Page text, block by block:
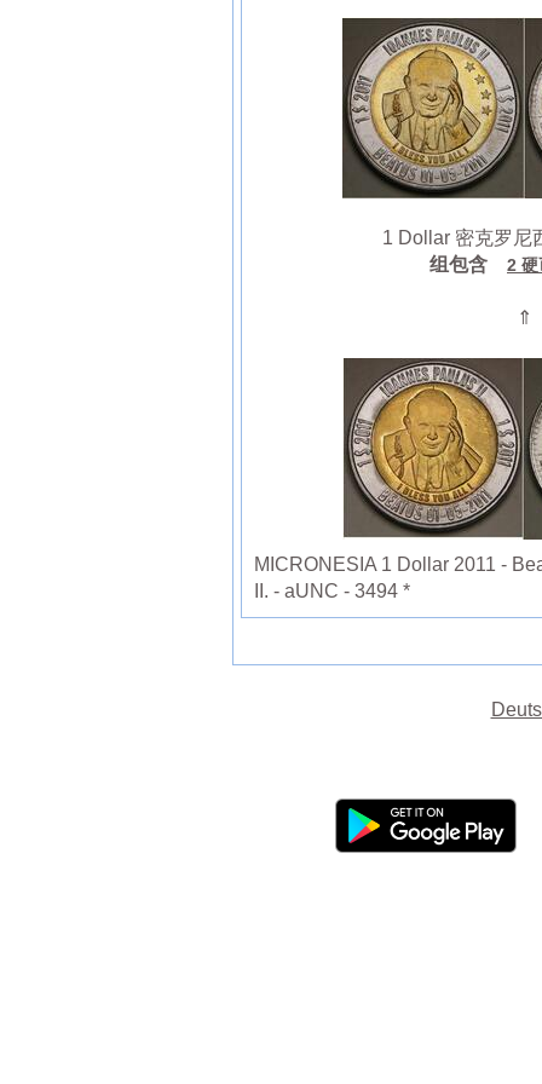
1 Dollar 密克罗尼
组包含
2 硬
⇑
MICRONESIA 1 Dollar 2011 -
II. - aUNC - 3494 *